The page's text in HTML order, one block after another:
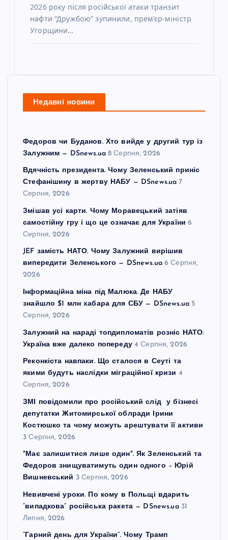
2026 року після російської атаки транзит
нафти “Дружбою” зупинили, прем’єр-міністр
Угорщини…
Недавні новини
Федоров чи Буданов. Хто вийде у другий тур із
Залужним — DSnews.ua 8 Серпня, 2026
Вдячність президента. Чому Зеленський приніс
Стефанішину в жертву НАБУ — DSnews.ua 7
Серпня, 2026
Змішав усі карти. Чому Моравецький затіяв
самостійну гру і що це означає для України 6
Серпня, 2026
JEF замість НАТО. Чому Залужний вирішив
випередити Зеленського — DSnews.ua 6 Серпня,
2026
Інформаційна міна під Малюка. Де НАБУ
знайшло $1 млн хабара для СБУ — DSnews.ua 5
Серпня, 2026
Залужний на нараді топдипломатів розніс НАТО:
Україна вже далеко попереду 4 Серпня, 2026
Реконкіста навпаки. Що сталося в Сеуті та
якими будуть наслідки міграційної кризи 4
Серпня, 2026
ЗМІ повідомили про російський слід у бізнесі
депутатки Житомирської облради Ірини
Костюшко та чому можуть арештувати її активи
3 Серпня, 2026
"Має залишитися лише один". Як Зеленський та
Федоров знищуватимуть один одного – Юрій
Вишневський 3 Серпня, 2026
Невивчені уроки. По кому в Польщі вдарить
“випадкова” російська ракета — DSnews.ua 31
Липня, 2026
“Гарний день для України”. Чому Трамп